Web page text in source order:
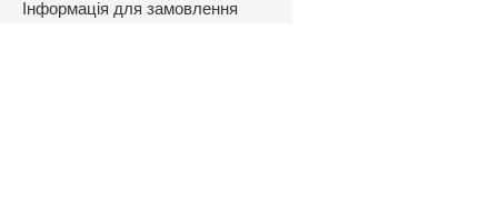
Інформація для замовлення